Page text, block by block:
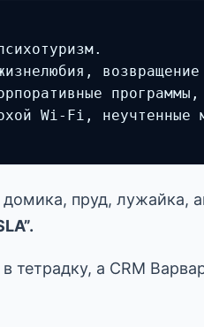
Wi-Fi, неучтенные
пруд, лужайка,
а CRM